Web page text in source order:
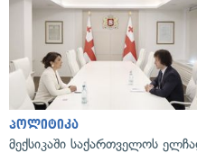
პოლიტიკა
მექსიკაში საქართველოს